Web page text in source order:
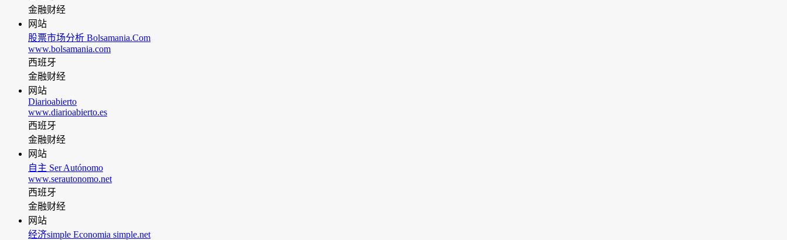
金融财经
网站
股票市场分析 Bolsamania.Com
www.bolsamania.com
西班牙
金融财经
网站
Diarioabierto
www.diarioabierto.es
西班牙
金融财经
网站
自主 Ser Autónomo
www.serautonomo.net
西班牙
金融财经
网站
经济simple Economia simple.net